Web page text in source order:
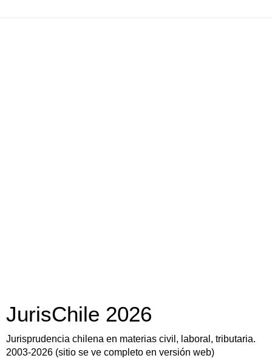
JurisChile 2026
Jurisprudencia chilena en materias civil, laboral, tributaria.
2003-2026 (sitio se ve completo en versión web)